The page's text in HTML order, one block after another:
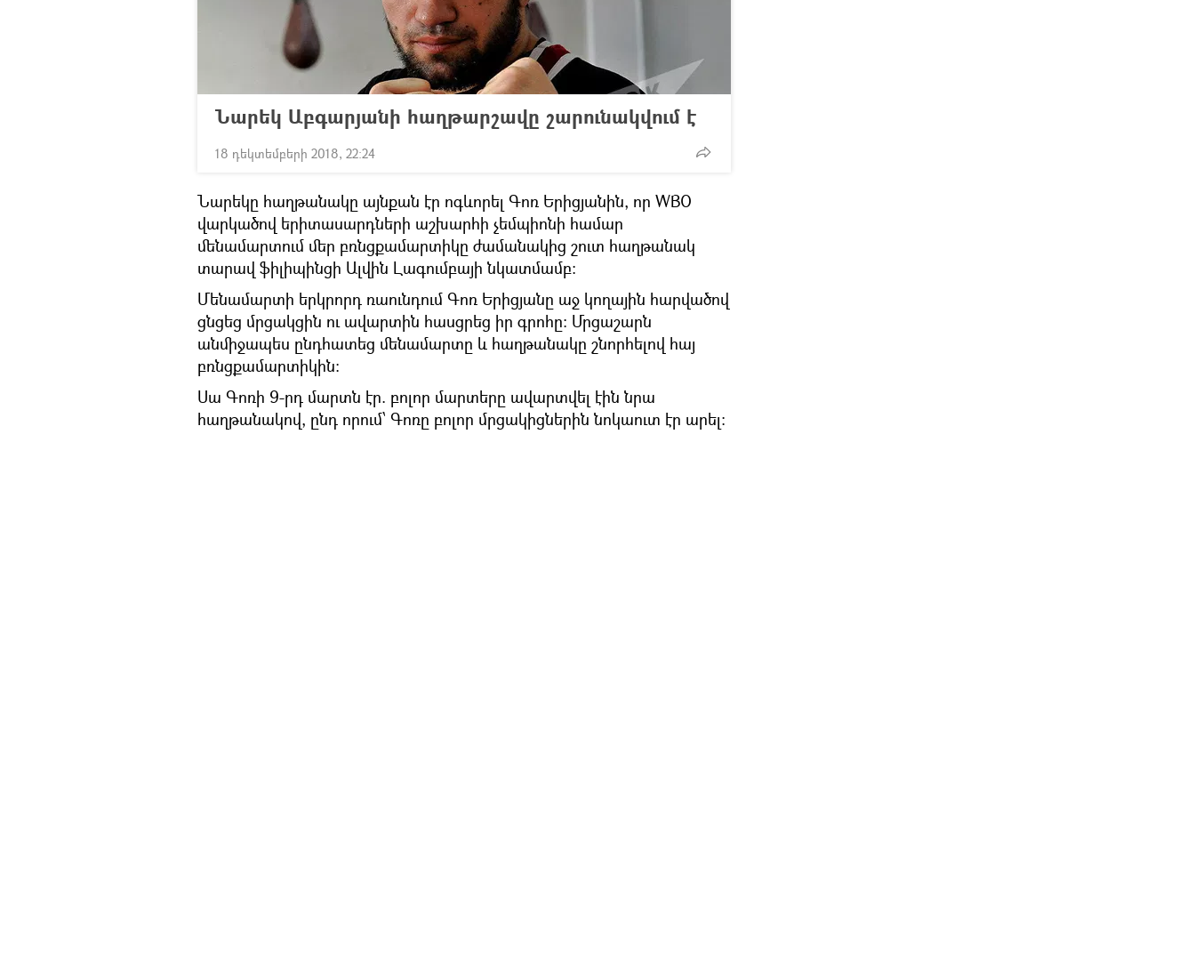
Նարեկ Աբգարյանի հաղթարշավը շարունակվում է
18 դեկտեմբերի 2018, 22:24
Նարեկը հաղթանակը այնքան էր ոգևորել Գոռ Երիցյանին, որ WBO
վարկածով երիտասարդների աշխարհի չեմպիոնի համար
մենամարտում մեր բռնցքամարտիկը ժամանակից շուտ հաղթանակ
տարավ ֆիլիպինցի Ալվին Լագումբայի նկատմամբ:
Մենամարտի երկրորդ ռաունդում Գոռ Երիցյանը աջ կողային հարվածով
ցնցեց մրցակցին ու ավարտին հասցրեց իր գրոհը: Մրցաշարն
անմիջապես ընդհատեց մենամարտը և հաղթանակը շնորհելով հայ
բռնցքամարտիկին:
Սա Գոռի 9-րդ մարտն էր. բոլոր մարտերը ավարտվել էին նրա
հաղթանակով, ընդ որում՝ Գոռը բոլոր մրցակիցներին նոկաուտ էր արել: